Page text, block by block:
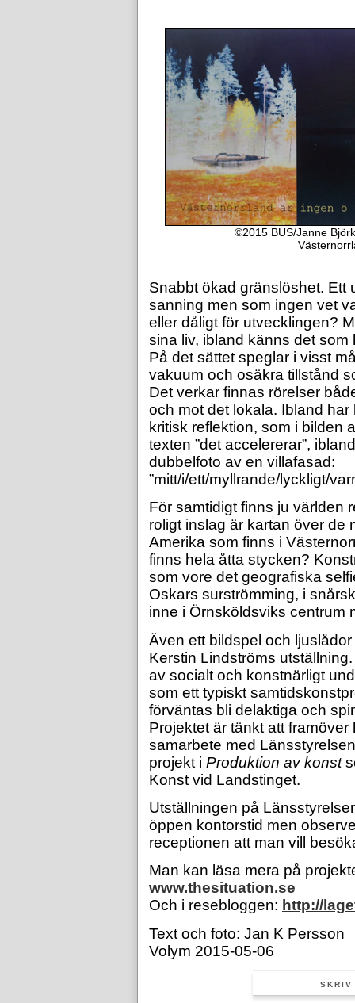
©2015 BUS/Janne
Snabbt ökad gränslöshet. Ett
sanning men som ingen vet
eller dåligt för utvecklingen?
sina liv, ibland känns det som
På det sättet speglar i visst
vakuum och osäkra tillstånd
Det verkar finnas rörelser
och mot det lokala. Ibland
kritisk reflektion, som i bilden
texten ”det accelererar”,
dubbelfoto av en villafasad:
”mitt/i/ett/myllrande/lyckligt/
För samtidigt finns ju världen
roligt inslag är kartan över de
Amerika som finns i
finns hela åtta stycken?
som vore det geografiska
Oskars surströmming, i
inne i Örnsköldsviks centrum
Även ett bildspel och
Kerstin Lindströms
av socialt och konstnärligt
som ett typiskt
förväntas bli delaktiga och
Projektet är tänkt att
samarbete med
projekt i Produktion av konst
Konst vid Landstinget.
Utställningen på
öppen kontorstid men
receptionen att man vill
Man kan läsa mera på
www.thesituation.se
Och i resebloggen: http://
Text och foto: Jan K Persson
Volym 2015-05-06
SKRIV